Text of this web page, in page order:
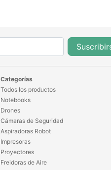
Categorías
Todos los productos
Notebooks
Drones
Cámaras de Seguridad
Aspiradoras Robot
Impresoras
Proyectores
Freidoras de Aire